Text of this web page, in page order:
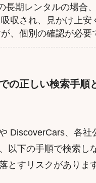
長期レンタルの場合
収され、見かけ上安
、個別の確認が必要
の正しい検索手順
DiscoverCars、各社
以下の手順で検索し
とすリスクがあります